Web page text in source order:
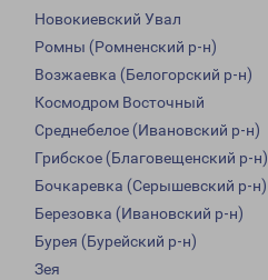
Новокиевский Увал
Ромны (Ромненский р-н)
Возжаевка (Белогорский р-н)
Космодром Восточный
Среднебелое (Ивановский р-н)
Грибское (Благовещенский р-н)
Бочкаревка (Серышевский р-н)
Березовка (Ивановский р-н)
Бурея (Бурейский р-н)
Зея